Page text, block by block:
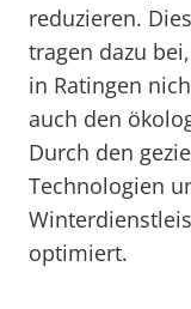
reduzieren.
tragen dazu
in Ratingen
auch den
Durch den
Technologien
optimiert.